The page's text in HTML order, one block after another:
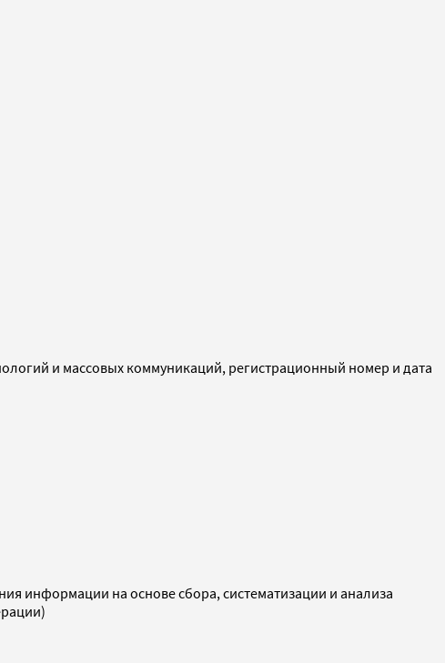
и массовых коммуникаций, регистрационный номер и дата
информации на основе сбора, систематизации и анализа